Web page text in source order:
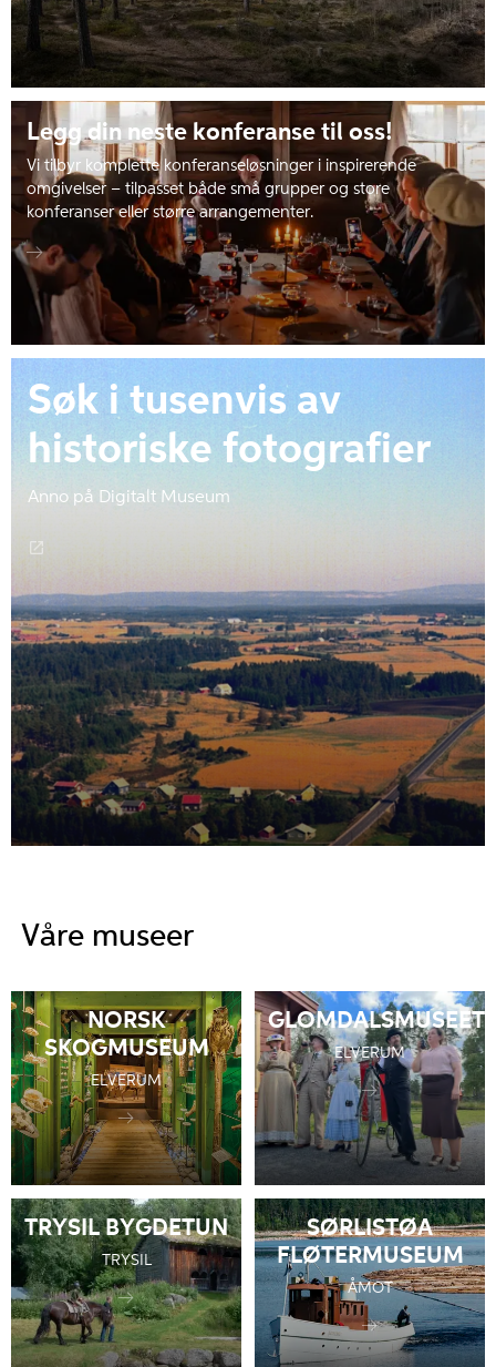
Legg din neste konferanse til oss!
Vi tilbyr komplette konferanseløsninger i inspirerende
omgivelser – tilpasset både små grupper og store
konferanser eller større arrangementer.
Søk i tusenvis av
historiske fotografier
Anno på Digitalt Museum
Våre museer
NORSK
SKOGMUSEUM
ELVERUM
GLOMDALSMUSEET
ELVERUM
TRYSIL BYGDETUN
TRYSIL
SØRLISTØA
FLØTERMUSEUM
ÅMOT